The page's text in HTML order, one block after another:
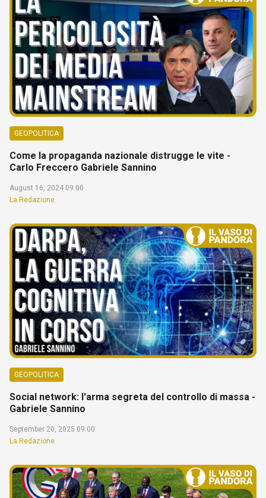
GEOPOLITICA
Come la propaganda nazionale distrugge le vite -
Carlo Freccero Gabriele Sannino
August 16, 2024 09:00
La Redazione
GEOPOLITICA
Social network: l'arma segreta del controllo di massa -
Gabriele Sannino
September 20, 2025 09:00
La Redazione